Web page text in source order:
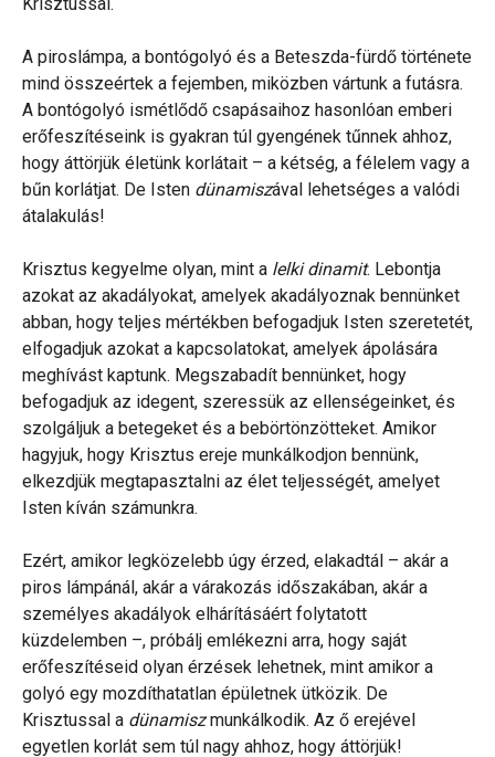
A piroslámpa, a bontógolyó és a Beteszda-fürdő története
mind összeértek a fejemben, miközben vártunk a futásra.
A bontógolyó ismétlődő csapásaihoz hasonlóan emberi
erőfeszítéseink is gyakran túl gyengének tűnnek ahhoz,
hogy áttörjük életünk korlátait – a kétség, a félelem vagy a
bűn korlátjat. De Isten dünamiszával lehetséges a valódi
átalakulás!
Krisztus kegyelme olyan, mint a lelki dinamit. Lebontja
azokat az akadályokat, amelyek akadályoznak bennünket
abban, hogy teljes mértékben befogadjuk Isten szeretetét,
elfogadjuk azokat a kapcsolatokat, amelyek ápolására
meghívást kaptunk. Megszabadít bennünket, hogy
befogadjuk az idegent, szeressük az ellenségeinket, és
szolgáljuk a betegeket és a bebörtönzötteket. Amikor
hagyjuk, hogy Krisztus ereje munkálkodjon bennünk,
elkezdjük megtapasztalni az élet teljességét, amelyet
Isten kíván számunkra.
Ezért, amikor legközelebb úgy érzed, elakadtál – akár a
piros lámpánál, akár a várakozás időszakában, akár a
személyes akadályok elhárításáért folytatott
küzdelemben –, próbálj emlékezni arra, hogy saját
erőfeszítéseid olyan érzések lehetnek, mint amikor a
golyó egy mozdíthatatlan épületnek ütközik. De
Krisztussal a dünamiszmunkálkodik. Az ő erejével
egyetlen korlát sem túl nagy ahhoz, hogy áttörjük!